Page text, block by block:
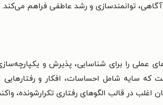
توانمندسازی و رشد عاطفی فراهم می‌کند.
عملی را برای شناسایی، پذیرش و
که سایه شامل احساسات، افکار و
در قالب الگوهای رفتاری تکرارشونده،